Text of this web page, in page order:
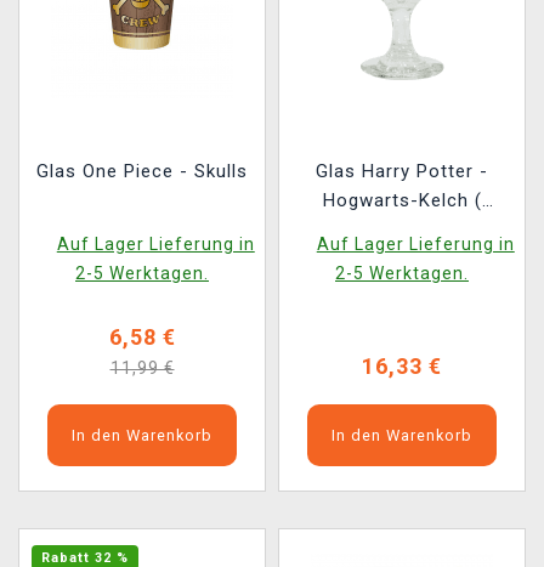
Glas One Piece - Skulls
Auf Lager Lieferung in
2-5 Werktagen.
6,58 €
11,99 €
In den Warenkorb
Glas Harry Potter -
Hogwarts-Kelch (
Auf Lager Lieferung in
2-5 Werktagen.
16,33 €
In den Warenkorb
Rabatt 32 %